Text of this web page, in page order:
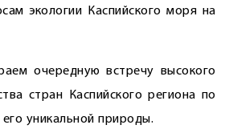
экологии Каспийского моря на
очередную встречу высокого
стран Каспийского региона по
уникальной природы.